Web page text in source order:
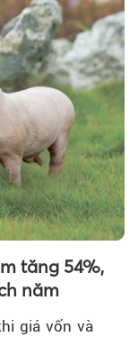
tăng 54%,
năm
giá vốn và